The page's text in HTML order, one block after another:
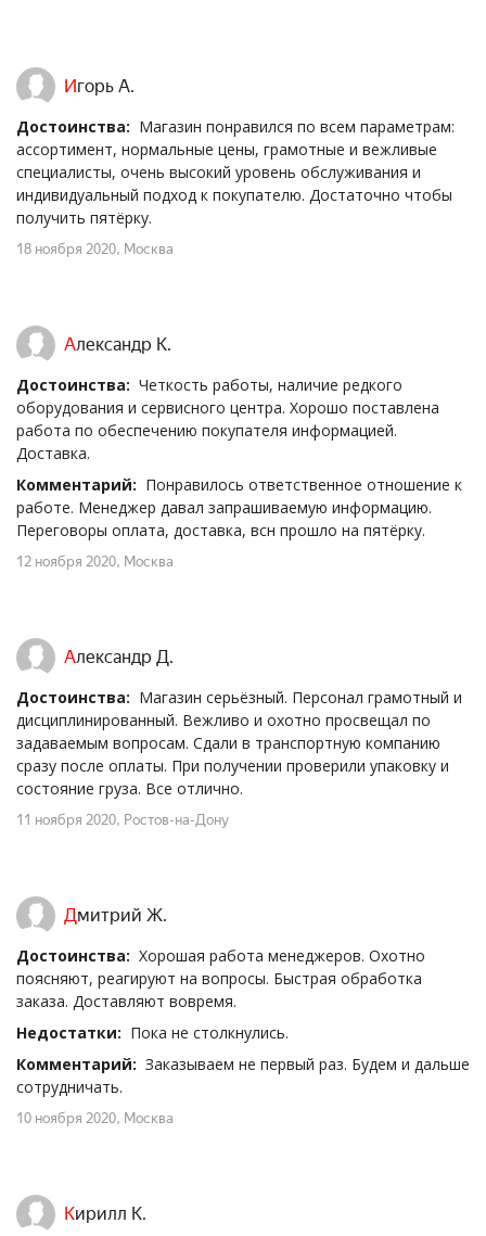
Игорь А.
Достоинства: Магазин понравился по всем параметрам:
ассортимент, нормальные цены, грамотные и вежливые
специалисты, очень высокий уровень обслуживания и
индивидуальный подход к покупателю. Достаточно чтобы
получить пятёрку.
18 ноября 2020, Москва
Александр К.
Достоинства: Четкость работы, наличие редкого
оборудования и сервисного центра. Хорошо поставлена
работа по обеспечению покупателя информацией.
Доставка.
Комментарий: Понравилось ответственное отношение к
работе. Менеджер давал запрашиваемую информацию.
Переговоры оплата, доставка, всн прошло на пятёрку.
12 ноября 2020, Москва
Александр Д.
Достоинства: Магазин серьёзный. Персонал грамотный и
дисциплинированный. Вежливо и охотно просвещал по
задаваемым вопросам. Сдали в транспортную компанию
сразу после оплаты. При получении проверили упаковку и
состояние груза. Все отлично.
11 ноября 2020, Ростов-на-Дону
Дмитрий Ж.
Достоинства: Хорошая работа менеджеров. Охотно
поясняют, реагируют на вопросы. Быстрая обработка
заказа. Доставляют вовремя.
Недостатки: Пока не столкнулись.
Комментарий: Заказываем не первый раз. Будем и дальше
сотрудничать.
10 ноября 2020, Москва
Кирилл К.